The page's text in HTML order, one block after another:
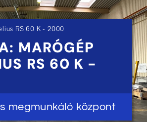
RS 60 K - 2000
MARÓGÉP
RS 60 K -
megmunkáló központ